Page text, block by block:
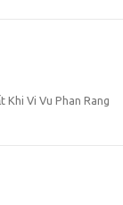
Vi Vu Phan Rang